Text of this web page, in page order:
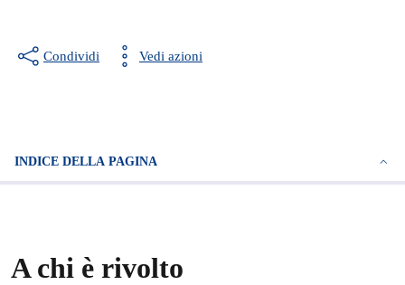
Condividi Vedi azioni
INDICE DELLA PAGINA
A chi è rivolto